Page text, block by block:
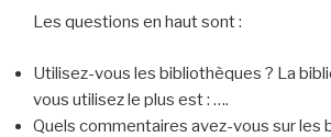
Les questions en haut sont :
Utilisez-vous les bibliothèques ? La
vous utilisez le plus est : ….
Quels commentaires avez-vous sur les